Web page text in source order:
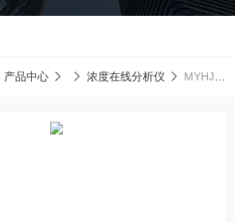
产品中心 浓度在线分析仪 MYHJ-G-880己二酸过滤后全自动光学浊度检测仪0-50ppm麦越环境